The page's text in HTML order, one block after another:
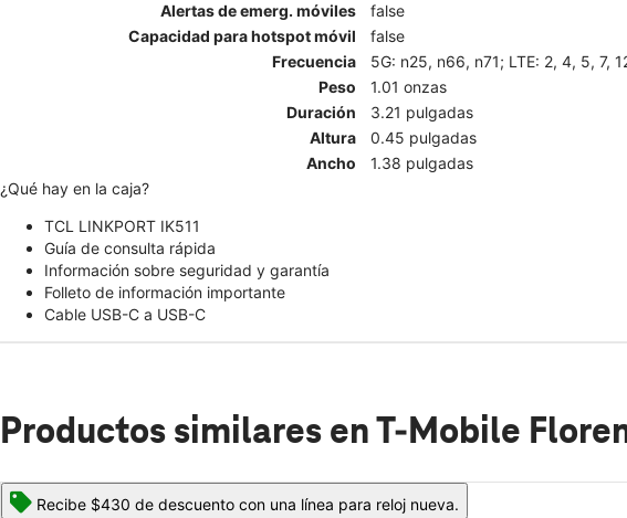
Alertas de emerg. móviles
false
Capacidad para hotspot móvil
false
Frecuencia
5G: n25, n66, n71; LTE: 2, 4, 5, 7,
Peso
1.01 onzas
Duración
3.21 pulgadas
Altura
0.45 pulgadas
Ancho
1.38 pulgadas
¿Qué hay en la caja?
TCL LINKPORT IK511
Guía de consulta rápida
Información sobre seguridad y garantía
Folleto de información importante
Cable USB-C a USB-C
Productos similares en T-Mobile
Recibe $430 de descuento con una línea para reloj nueva.